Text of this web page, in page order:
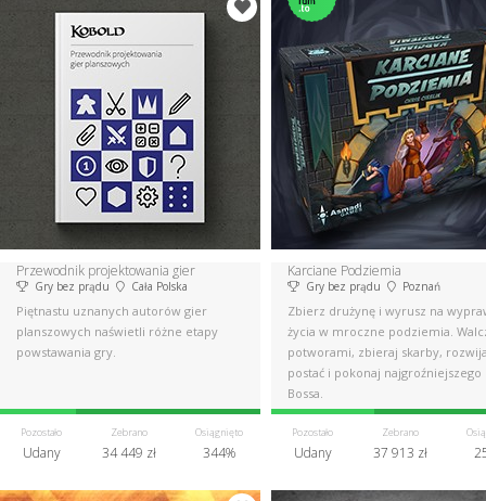
Przewodnik projektowania gier
Gry bez prądu Cała Polska
Piętnastu uznanych autorów gier
planszowych naświetli różne etapy
powstawania gry.
Pozostało
Udany
Zebrano
34 449 zł
Osiągnięto
344%
Karciane Podziemia
Gry bez prądu Poznań
Zbierz drużynę i wyrusz na
życia w mroczne podziemia.
potworami, zbieraj skarby,
postać i pokonaj najgroźniejszego
Bossa.
Pozostało
Udany
Zebrano
37 913 zł